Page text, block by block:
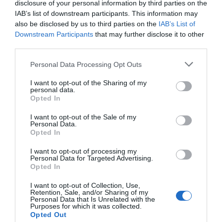
disclosure of your personal information by third parties on the
IAB’s list of downstream participants. This information may
also be disclosed by us to third parties on the IAB’s List of
Downstream Participants that may further disclose it to other
Personal Data Processing Opt Outs
I want to opt-out of the Sharing of my
personal data.
Opted In
I want to opt-out of the Sale of my
Personal Data.
Opted In
I want to opt-out of processing my
Personal Data for Targeted Advertising.
Opted In
I want to opt-out of Collection, Use,
Retention, Sale, and/or Sharing of my
Personal Data that Is Unrelated with the
Purposes for which it was collected.
Opted Out
alapján.
energiát. Egy anyag, amely könnyebb, erősebb vagy
olcsóbban előállítható a korábbiaknál. Egy gyógyszer vagy
diagnosztikai eljárás, amely korábban kezelhetetlen
betegségekre ad választ. Robotikai rendszer, védelmi
technológia, új gyártási folyamat vagy űripari fejlesztés.
kutatás, komplex szakértelem, jelentős tőke és kitartó
fejlesztés kell hozzájuk. Ezt nevezzük deep technek. A deep
létre. Egész iparágak erőviszonyait alakíthatja át, és olyan
tudást, gyártási kapacitást, szellemi tulajdont épít, amelyet
nehéz utólag lemásolni vagy kiváltani. A Portfolio első
Deep Tech konferenciáján megvizsgáljuk, hogyan lesz egy
tudományos vagy mérnöki felismerésből piacképes
vállalat, majd exportképes ipari teljesítmény. Hol áll Európa
és Magyarország az Egyesült Államok és Kína közötti
technológiai versenyben? Mely területeken van valódi
PORTFOLIO KONFERENCIÁK 25 ÉVE
A Portfolio Csoport rendezvénydivíziója több mint két
évtizede formálja a szakmai rendezvények piacát,
évente átlagosan 70 üzleti konferenciát és közel 10
díjátadót szervezünk, 9 iparágban mutatjuk az irányt:
járműipar, energia, IT, fenntarthatóság. Évente 40 ezer
résztvevőt érünk el. A Portfolio Rendezvények név
garancia a magas színvonalú szakmai tartalomra és a
kiemelkedő B2B és B2C networkingre – prémium
hotelekben, exkluzív környezetben, üzleti